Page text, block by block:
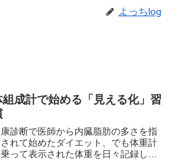
よっちlog
組成計で始める「見える化」習
診断で医師から内臓脂肪の多さを指
れて始めたダイエット、でも体重計
って表示された体重を日々記録して